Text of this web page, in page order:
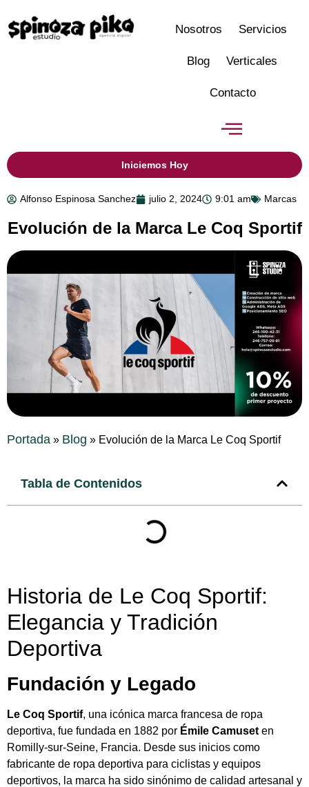
Nosotros Servicios
Blog Verticales
Contacto
Iniciemos Hoy
Alfonso Espinosa Sanchez julio 2, 2024 9:01 am Marcas
Evolución de la Marca Le Coq Sportif
Portada » Blog » Evolución de la Marca Le Coq Sportif
Tabla de Contenidos
Historia de Le Coq Sportif:
Elegancia y Tradición
Deportiva
Fundación y Legado
Le Coq Sportif, una icónica marca francesa de ropa
deportiva, fue fundada en 1882 por Émile Camuset en
Romilly-sur-Seine, Francia. Desde sus inicios como
fabricante de ropa deportiva para ciclistas y equipos
deportivos, la marca ha sido sinónimo de calidad artesanal y